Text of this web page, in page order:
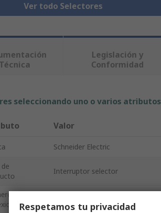
Ver todo Selectores
Técnica
Legislación y
Conformidad
seleccionando uno o varios
Valor
Schneider Electric
Interruptor selector
de
Respetamos tu privacidad